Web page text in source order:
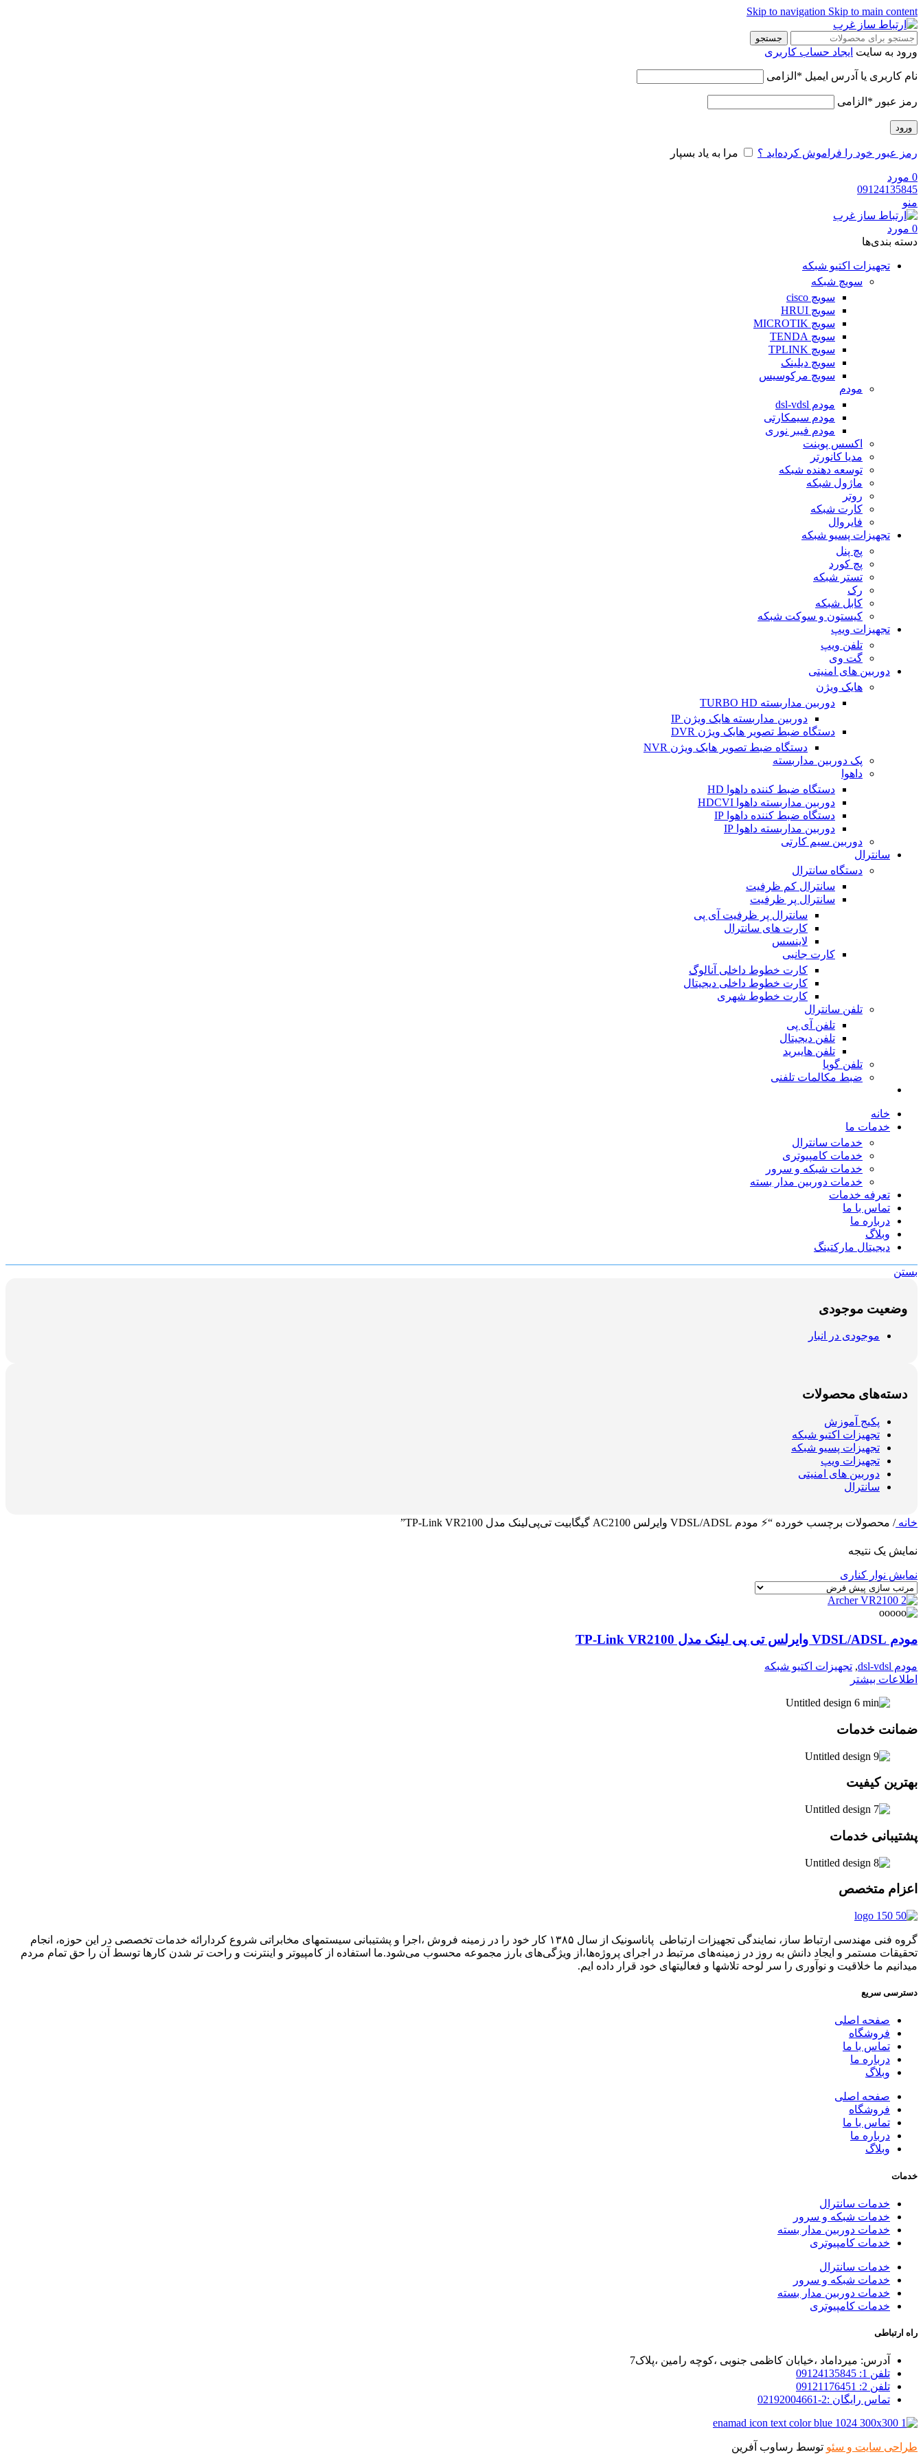
Skip to navigation Skip to main content
جستجو
ورود به سایت ایجاد حساب کاربری
نام کاربری یا آدرس ایمیل * الزامی
رمز عبور * الزامی
ورود
رمز عبور خود را فراموش کرده‌اید ؟ مرا به یاد بسپار
0 مورد
09124135845
منو
0 مورد
دسته‌ بندی‌ها
تجهیزات اکتیو شبکه
سویچ شبکه
سویچ cisco
سویچ HRUI
سویچ MICROTIK
سویچ TENDA
سویچ TPLINK
سویچ دیلینک
سویچ مرکوسیس
مودم
مودم dsl-vdsl
مودم سیمکارتی
مودم فیبر نوری
اکسس پوینت
مدیا کانورتر
توسعه دهنده شبکه
ماژول شبکه
روتر
کارت شبکه
فایروال
تجهیزات پسیو شبکه
پچ پنل
پچ کورد
تستر شبکه
رک
کابل شبکه
کیستون و سوکت شبکه
تجهیزات ویپ
تلفن ویپ
گت وی
دوربین های امنیتی
هایک ویژن
دوربین مداربسته TURBO HD
دوربین مداربسته هایک ویژن IP
دستگاه ضبط تصویر هایک ویژن DVR
دستگاه ضبط تصویر هایک ویژن NVR
پک دوربین مداربسته
داهوا
دستگاه ضبط کننده داهوا HD
دوربین مداربسته داهوا HDCVI
دستگاه ضبط کننده داهوا IP
دوربین مداربسته داهوا IP
دوربین سیم کارتی
سانترال
دستگاه سانترال
سانترال کم ظرفیت
سانترال پر ظرفیت
سانترال پر ظرفیت آی پی
کارت های سانترال
لاینسس
کارت جانبی
کارت خطوط داخلی آنالوگ
کارت خطوط داخلی دیجیتال
کارت خطوط شهری
تلفن سانترال
تلفن آی پی
تلفن دیجیتال
تلفن هایبرید
تلفن گویا
ضبط مکالمات تلفنی
خانه
خدمات ما
خدمات سانترال
خدمات کامپیوتری
خدمات شبکه و سرور
خدمات دوربین مدار بسته
تعرفه خدمات
تماس با ما
درباره ما
وبلاگ
دیجیتال مارکتینگ
بستن
وضعیت موجودی
موجودی در انبار
دسته‌های محصولات
پکیج آموزش
تجهیزات اکتیو شبکه
تجهیزات پسیو شبکه
تجهیزات ویپ
دوربین های امنیتی
سانترال
خانه/ محصولات برچسب خورده “⚡ مودم VDSL/ADSL وایرلس AC2100 گیگابیت تی‌پی‌لینک مدل TP-Link VR2100”
نمایش یک نتیجه
نمایش نوار کناری
مودم VDSL/ADSL وایرلس تی پی لینک مدل TP-Link VR2100
مودم dsl-vdsl , تجهیزات اکتیو شبکه
اطلاعات بیشتر
ضمانت خدمات
بهترین کیفیت
پشتیبانی خدمات
اعزام متخصص
گروه فنی مهندسی ارتباط ساز، نمایندگی تجهیزات ارتباطی پاناسونیک از سال ۱۳۸۵ کار خود را در زمینه فروش ،اجرا و پشتیبانی سیستمهای مخابراتی شروع کردارائه خدمات تخصصی در این حوزه، انجام
تحقیقات مستمر و ایجاد دانش به‌ روز در زمینه‌های مرتبط در اجرای پروژه‌ها،از ویژگی‌های بارز مجموعه محسوب می‌شود.ما استفاده از کامپیوتر و اینترنت و راحت تر شدن کارها توسط آن را حق تمام مردم
میدانیم ما خلاقیت و نوآوری را سر لوحه تلاشها و فعالیتهای خود قرار داده ایم.
دسترسی سریع
صفحه اصلی
فروشگاه
تماس با ما
درباره ما
وبلاگ
صفحه اصلی
فروشگاه
تماس با ما
درباره ما
وبلاگ
خدمات
خدمات سانترال
خدمات شبکه و سرور
خدمات دوربین مدار بسته
خدمات کامپیوتری
خدمات سانترال
خدمات شبکه و سرور
خدمات دوربین مدار بسته
خدمات کامپیوتری
راه ارتباطی
آدرس: میرداماد ،خیابان کاظمی جنوبی ،کوچه رامین ،پلاک7
تلفن 1: 09124135845
تلفن 2: 09121176451
تماس رایگان :2-02192004661
طراحی سایت و سئو توسط رساوب آفرین